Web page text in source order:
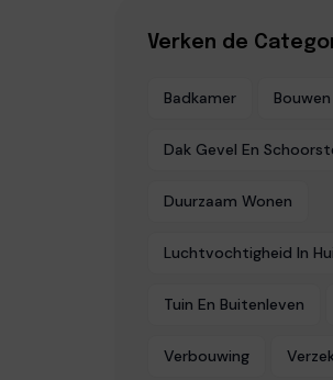
Verken de
Badkamer
Dak Gevel En
Duurzaam Wonen
Luchtvochtigheid In
Tuin En Buitenleven
Verbouwing